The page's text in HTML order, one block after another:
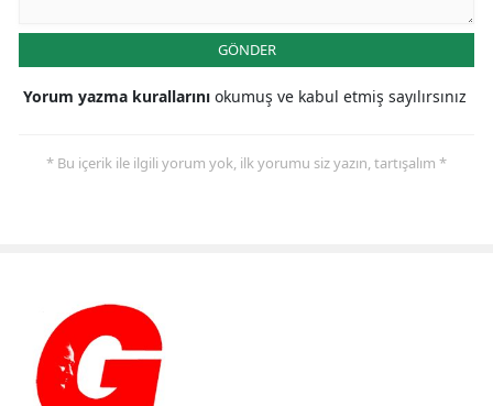
GÖNDER
Yorum yazma kurallarını okumuş ve kabul etmiş sayılırsınız
* Bu içerik ile ilgili yorum yok, ilk yorumu siz yazın, tartışalım *